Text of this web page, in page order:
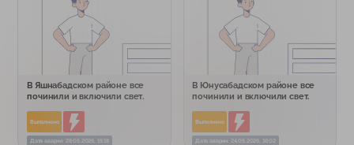
В Яшнабадском районе все
починили и включили свет.
Выполнено
Дата аварии: 28.05.2026, 15:18
В Юнусабадском районе все
починили и включили свет.
Выполнено
Дата аварии: 24.05.2026, 16:02